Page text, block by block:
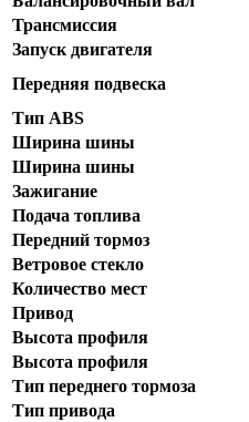
Трансмиссия
Запуск двигателя
Передняя подвеска
Тип ABS
Ширина шины
Ширина шины
Зажигание
Подача топлива
Передний тормоз
Ветровое стекло
Количество мест
Привод
Высота профиля
Высота профиля
Тип переднего тормоза
Тип привода